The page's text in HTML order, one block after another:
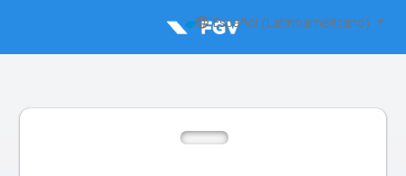
Español (Latinoamericano)